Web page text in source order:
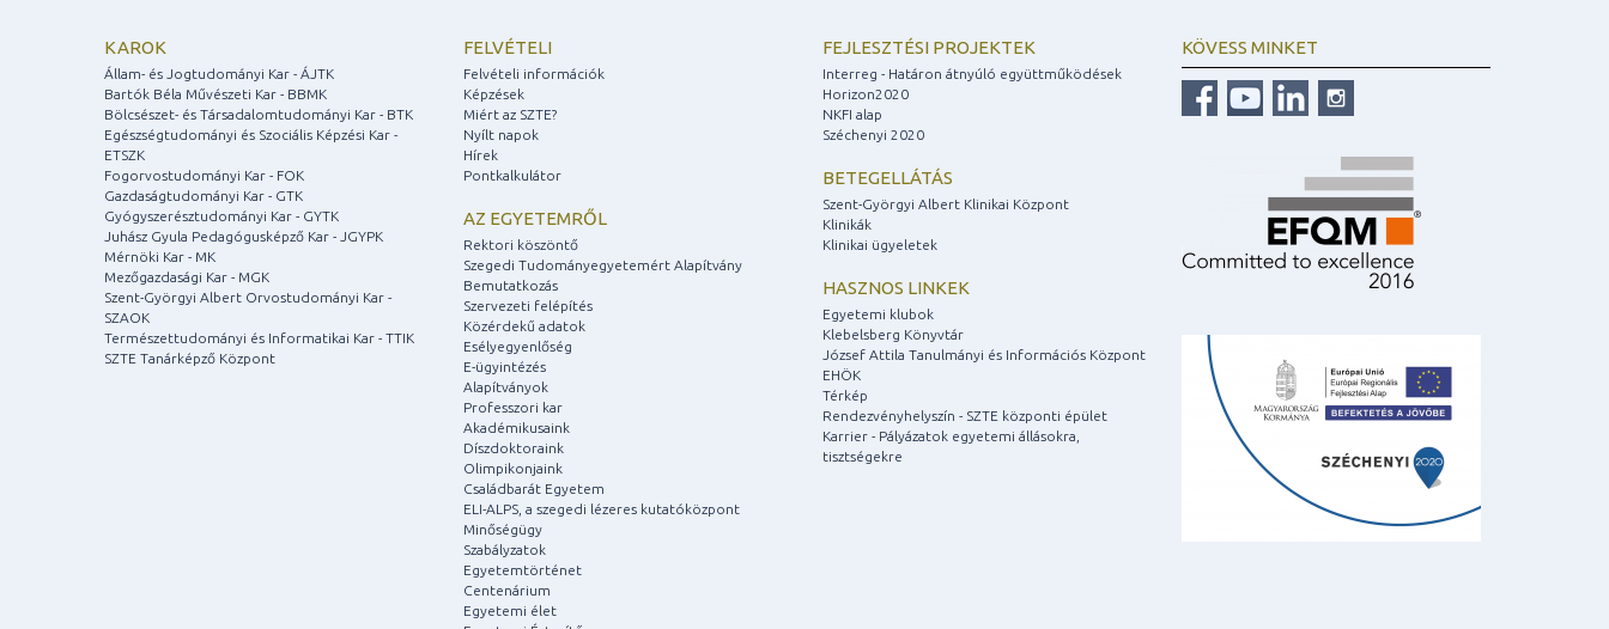
KAROK
Állam- és Jogtudományi Kar - ÁJTK
Bartók Béla Művészeti Kar - BBMK
Bölcsészet- és Társadalomtudományi Kar - BTK
Egészségtudományi és Szociális Képzési Kar -
ETSZK
Fogorvostudományi Kar - FOK
Gazdaságtudományi Kar - GTK
Gyógyszerésztudományi Kar - GYTK
Juhász Gyula Pedagógusképző Kar - JGYPK
Mérnöki Kar - MK
Mezőgazdasági Kar - MGK
Szent-Györgyi Albert Orvostudományi Kar -
SZAOK
Természettudományi és Informatikai Kar - TTIK
SZTE Tanárképző Központ
FELVÉTELI
Felvételi információk
Képzések
Miért az SZTE?
Nyílt napok
Hírek
Pontkalkulátor
AZ EGYETEMRŐL
Rektori köszöntő
Szegedi Tudományegyetemért Alapítvány
Bemutatkozás
Szervezeti felépítés
Közérdekű adatok
Esélyegyenlőség
E-ügyintézés
Alapítványok
Professzori kar
Akadémikusaink
Díszdoktoraink
Olimpikonjaink
Családbarát Egyetem
ELI-ALPS, a szegedi lézeres kutatóközpont
Minőségügy
Szabályzatok
Egyetemtörténet
Centenárium
Egyetemi élet
FEJLESZTÉSI PROJEKTEK
Interreg - Határon átnyúló együttműködések
Horizon2020
NKFI alap
Széchenyi 2020
BETEGELLÁTÁS
Szent-Györgyi Albert Klinikai Központ
Klinikák
Klinikai ügyeletek
HASZNOS LINKEK
Egyetemi klubok
Klebelsberg Könyvtár
József Attila Tanulmányi és Információs Központ
EHÖK
Térkép
Rendezvényhelyszín - SZTE központi épület
Karrier - Pályázatok egyetemi állásokra,
tisztségekre
KÖVESS MINKET